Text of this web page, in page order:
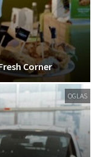
Corner
OGLAS